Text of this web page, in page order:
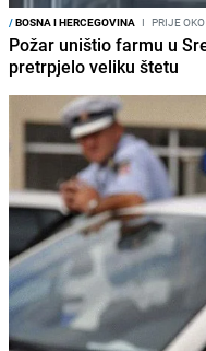
/BOSNA I HERCEGOVINA I PRIJE
Požar uništio farmu u
pretrpjelo veliku štetu